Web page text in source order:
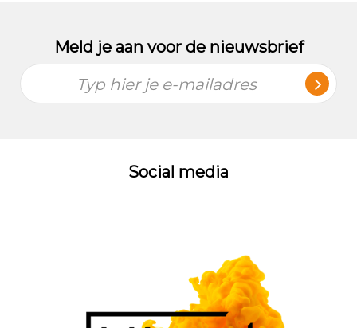
Meld je aan voor de nieuwsbrief
Typ hier je e-mailadres
Social media